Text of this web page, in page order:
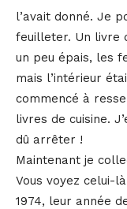
l’avait donné. Je
feuilleter. Un livre
un peu épais, les
mais l’intérieur
commencé à
livres de cuisine.
dû arrêter !
Maintenant je
Vous voyez celui-
1974, leur année